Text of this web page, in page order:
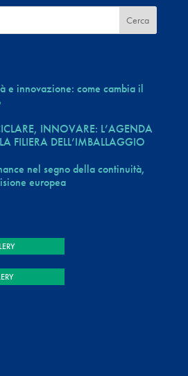
e innovazione: come cambia il
INNOVARE: L’AGENDA
FILIERA DELL’IMBALLAGGIO
nel segno della continuità,
europea